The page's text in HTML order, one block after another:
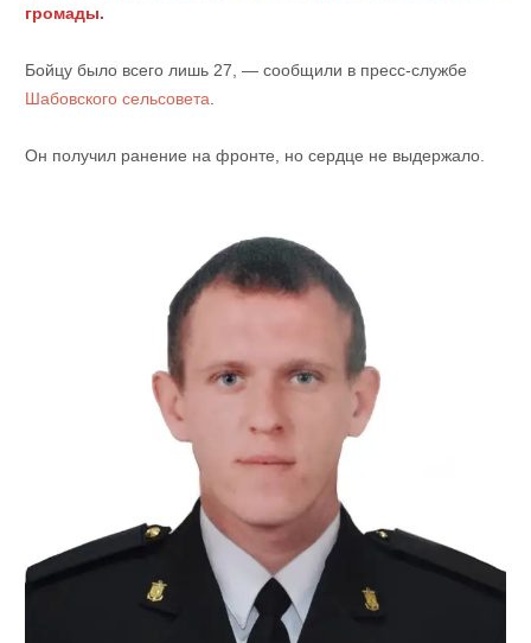
громады.
Бойцу было всего лишь 27, — сообщили в пресс-службе
Шабовского сельсовета
Он получил ранение на фронте, но сердце не выдержало.